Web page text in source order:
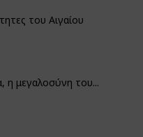
του Αιγαίου
η μεγαλοσύνη του...